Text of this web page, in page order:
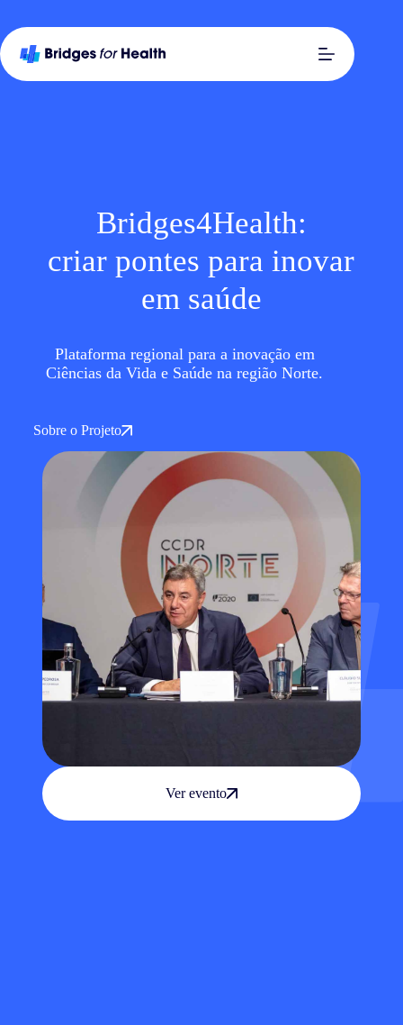
Bridges4Health:
criar pontes para inovar
em saúde
Plataforma regional para a inovação em
Ciências da Vida e Saúde na região Norte.
Sobre o Projeto
Ver evento